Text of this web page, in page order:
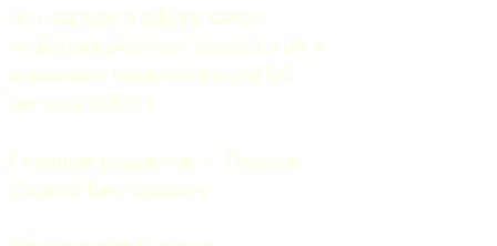
по надзору в сфере связи,
информационных технологий и
массовых коммуникаций 06
августа 2009 г.
Главный редактор — Грачев
Сергей Викторович.